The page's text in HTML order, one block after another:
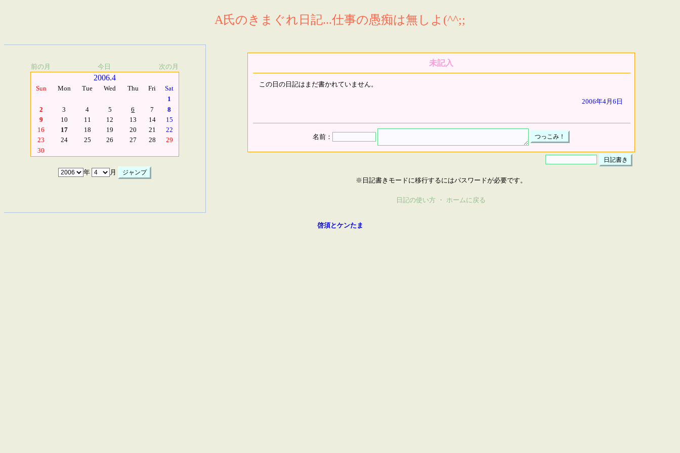
A氏のきまぐれ日記...仕事の愚痴は無しよ(^^;;
前の月 今日 次の月
2006.4
Sun Mon Tue Wed Thu Fri
Sat
1
2
3 4 5 6 7
8
9
10 11 12 13 14
15
16
17 18 19 20 21
22
23
24 25 26 27 28
29
30
年 月
未記入
この日の日記はまだ書かれていません。
2006年4月6日
名前：
※日記書きモードに移行するにはパスワードが必要です。
日記の使い方 ・ ホームに戻る
啓須とケンたま